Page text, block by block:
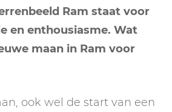
Ram staat voor
en enthousiasme. Wat
maan in Ram voor
ook wel de start van een